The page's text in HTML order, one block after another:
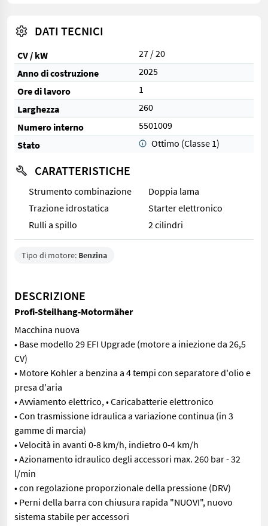
DATI TECNICI
CV / kW
27 / 20
Anno di costruzione
2025
Ore di lavoro
1
Larghezza
260
Numero interno
5501009
Stato
Ottimo (Classe 1)
CARATTERISTICHE
Strumento combinazione
Doppia lama
Trazione idrostatica
Starter elettronico
Rulli a spillo
2 cilindri
Tipo di motore: Benzina
DESCRIZIONE
Profi-Steilhang-Motormäher
Macchina nuova
• Base modello 29 EFI Upgrade (motore a iniezione da 26,5
CV)
• Motore Kohler a benzina a 4 tempi con separatore d'olio e
presa d'aria
• Avviamento elettrico, • Caricabatterie elettronico
• Con trasmissione idraulica a variazione continua (in 3
gamme di marcia)
• Velocità in avanti 0-8 km/h, indietro 0-4 km/h
• Azionamento idraulico degli accessori max. 260 bar - 32
l/min
• con regolazione proporzionale della pressione (DRV)
• Perni della barra con chiusura rapida "NUOVI", nuovo
sistema stabile per accessori